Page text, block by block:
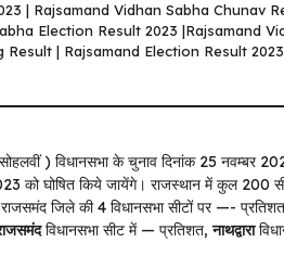
| Rajsamand Vidhan Sabha Chunav
Election Result 2023 |Rajsamand
| Rajsamand Election Result
) विधानसभा के चुनाव दिनांक 25 नवम्बर
को घोषित किये जायेंगे। राजस्थान में कुल 200
जिले की 4 विधानसभा सीटों पर —-
विधानसभा सीट में — प्रतिशत,नाथद्वारा